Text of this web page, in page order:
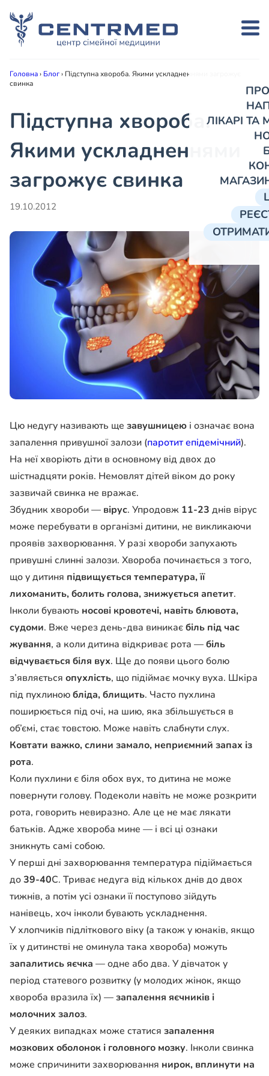
ЛІКАРІ
Головна› Блог› Підступна хвороба. Якими ускладненнями загрожує
свинка
Підступна хвороба.
Якими ускладненнями
загрожує свинка
19.10.2012
Цю недугу називають ще завушницею і означає вона
запалення привушної залози (паротит епідемічний).
На неї хворіють діти в основному від двох до
шістнадцяти років. Немовлят дітей віком до року
зазвичай свинка не вражає.
Збудник хвороби — вірус. Упродовж 11-23 днів вірус
може перебувати в організмі дитини, не викликаючи
проявів захворювання. У разі хвороби запухають
привушні слинні залози. Хвороба починається з того,
що у дитиня підвищується температура, її
лихоманить, болить голова, знижується апетит.
Інколи бувають носові кровотечі, навіть блювота,
судоми. Вже через день-два виникаєбіль під час
жування, а коли дитина відкриває рота —біль
відчувається біля вух. Ще до появи цього болю
з’являється опухлість, що підіймає мочку вуха. Шкіра
під пухлиноюбліда, блищить. Часто пухлина
поширюється під очі, на шию, яка збільшується в
об’ємі, стає товстою. Може навіть слабнути слух.
Ковтати важко, слини замало, неприємний запах із
рота.
Коли пухлини є біля обох вух, то дитина не може
повернути голову. Подеколи навіть не може розкрити
рота, говорить невиразно. Але це не має лякати
батьків. Адже хвороба мине — і всі ці ознаки
зникнуть самі собою.
У перші дні захворювання температура підіймається
до39-40С. Триває недуга від кількох днів до двох
тижнів, а потім усі ознаки її поступово зійдуть
нанівець, хоч інколи бувають ускладнення.
У хлопчиків підліткового віку (а також у юнаків, якщо
їх у дитинстві не оминула така хвороба) можуть
запалитись яєчка — одне або два. У дівчаток у
період статевого розвитку (у молодих жінок, якщо
хвороба вразила їх) —запалення яєчників і
молочних залоз.
У деяких випадках може статися запалення
мозкових оболонок і головного мозку. Інколи свинка
може спричинити захворювання нирок, вплинути на